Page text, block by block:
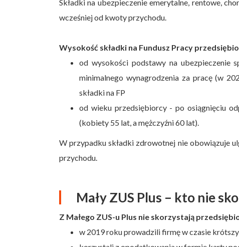
Składki na ubezpieczenie emerytalne, rentowe,
wcześniej od kwoty przychodu.
Wysokość składki na Fundusz Pracy
od wysokości podstawy na ubezpieczenie
minimalnego wynagrodzenia za pracę (w
składki na FP
od wieku przedsiębiorcy - po osiągnięciu
(kobiety 55 lat, a mężczyźni 60 lat).
W przypadku składki zdrowotnej nie obowiązuje
przychodu.
Mały ZUS Plus – kto nie
Z Małego ZUS-u Plus nie skorzystają
w 2019 roku prowadzili firmę w czasie